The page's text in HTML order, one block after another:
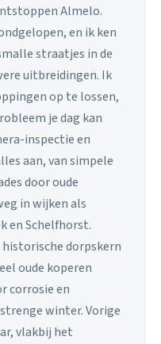
Almelo.
en ik ken
straatjes in de
uitbreidingen. Ik
op te lossen,
je dag kan
inspectie en
aan, van simpele
door oude
in wijken als
en Schelfhorst.
dorpskern
oude koperen
corrosie en
winter. Vorige
vlakbij het